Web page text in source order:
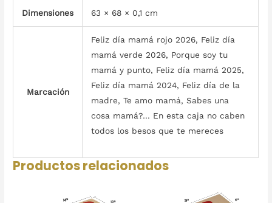
Dimensiones 63 × 68 × 0,1 cm
Marcación
Feliz día mamá rojo 2026, Feliz día
mamá verde 2026, Porque soy tu
mamá y punto, Feliz día mamá 2025,
Feliz día mamá 2024, Feliz día de la
madre, Te amo mamá, Sabes una
cosa mamá?… En esta caja no caben
todos los besos que te mereces
Productos relacionados